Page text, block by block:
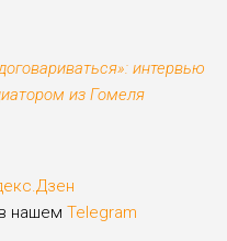
интервью
из Гомеля
нашем Telegram